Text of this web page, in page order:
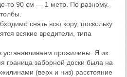
то 90 см — 1 метр. По разному.
снять всю кору, поскольку
всякие вредители, типа
устанавливаем прожилины. Я их
граница заборной доски была на
(верх и низ) расстояние